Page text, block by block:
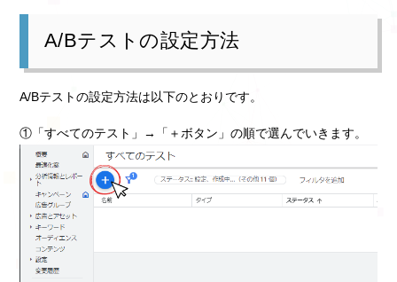
A/Bテストの設定方法
A/Bテストの設定方法は以下のとおりです。
①「すべてのテスト」→「＋ボタン」の順で選んでいきます。